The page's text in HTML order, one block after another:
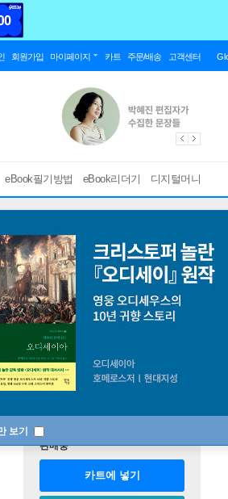
회원가입 마이페이지 카트 주문/배송 고객센터
eBook필기방법 eBook리더기 디지털머니
보기
판매중
카트에 넣기